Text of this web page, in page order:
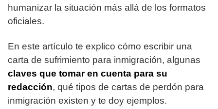
humanizar la situación más allá de los formatos
oficiales.
En este artículo te explico cómo escribir una
carta de sufrimiento para inmigración, algunas
claves que tomar en cuenta para su
redacción, qué tipos de cartas de perdón para
inmigración existen y te doy ejemplos.